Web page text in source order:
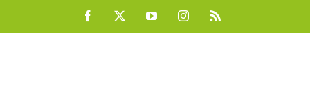
Facebook YouTubeInstagram